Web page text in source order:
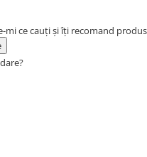
mi ce cauți și îți recomand